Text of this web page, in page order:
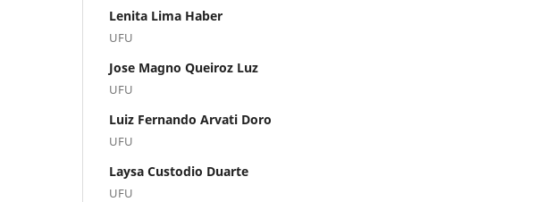
Lenita Lima Haber
UFU
Jose Magno Queiroz Luz
UFU
Luiz Fernando Arvati Doro
UFU
Laysa Custodio Duarte
UFU